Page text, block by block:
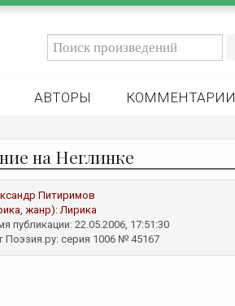
АВТОРЫ КОММЕНТАРИИ
на Неглинке
Питиримов
жанр):Лирика
публикации: 22.05.2006, 17:51:30
Поэзия.ру: серия 1006 № 45167